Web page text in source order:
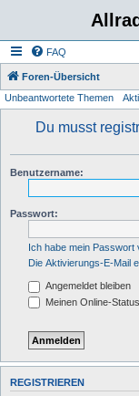
FAQ
Foren-Übersicht
Unbeantwortete Themen
Du musst
Benutzername:
Passwort:
Ich habe mein Passwort
Die Aktivierungs-E-Mail
Angemeldet bleiben
Meinen Online-
REGISTRIEREN